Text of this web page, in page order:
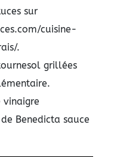
sur
cuisine-
.
grillées
Benedicta sauce